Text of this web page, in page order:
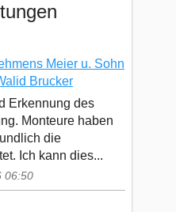
Meier u. Sohn
Brucker
Erkennung des
Monteure haben
die
Ich kann dies...
06:50